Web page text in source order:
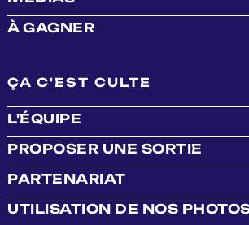
À GAGNER
ÇA C'EST CULTE
L'ÉQUIPE
PROPOSER UNE SORTIE
PARTENARIAT
UTILISATION DE NOS